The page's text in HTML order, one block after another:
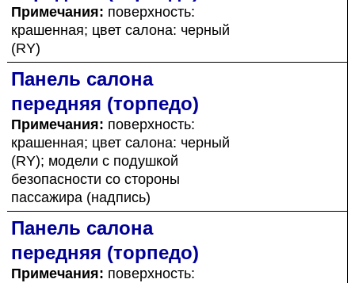
Примечания: поверхность:
крашенная; цвет салона: черный
(RY)
Панель салона
передняя (торпедо)
Примечания: поверхность:
крашенная; цвет салона: черный
(RY); модели с подушкой
безопасности со стороны
пассажира (надпись)
Панель салона
передняя (торпедо)
Примечания: поверхность: